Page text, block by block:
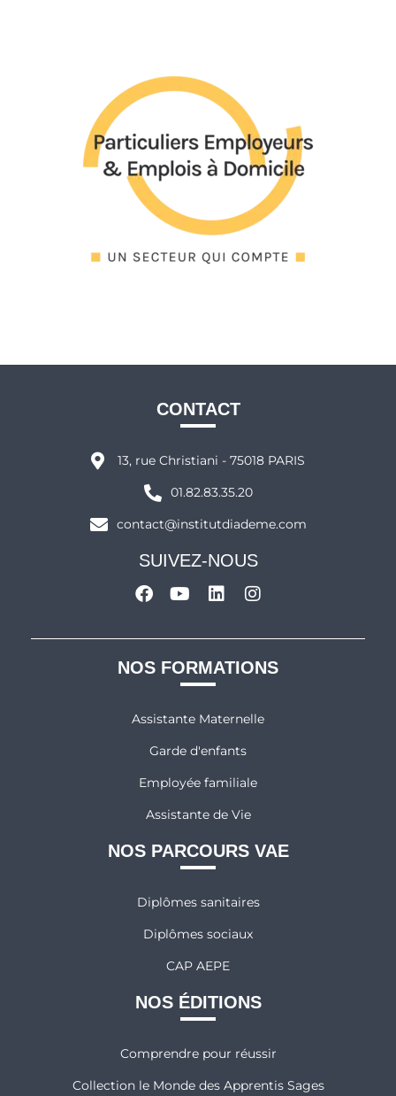
CONTACT
13, rue Christiani - 75018 PARIS
01.82.83.35.20
contact@institutdiademe.com
SUIVEZ-NOUS
NOS FORMATIONS
Assistante Maternelle
Garde d'enfants
Employée familiale
Assistante de Vie
NOS PARCOURS VAE
Diplômes sanitaires
Diplômes sociaux
CAP AEPE
NOS ÉDITIONS
Comprendre pour réussir
Collection le Monde des Apprentis Sages